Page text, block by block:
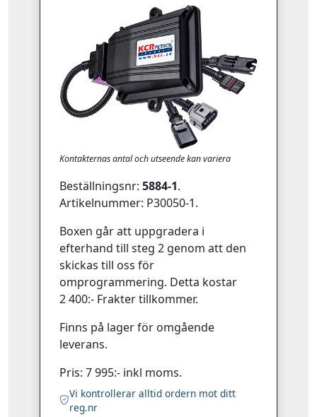
Kontakternas antal och utseende kan variera
Beställningsnr: 5884-1.
Artikelnummer: P30050-1.
Boxen går att uppgradera i
efterhand till steg 2 genom att den
skickas till oss för
omprogrammering. Detta kostar
2 400:- Frakter tillkommer.
Finns på lager för omgående
leverans.
Pris: 7 995:- inkl moms.
Vi kontrollerar alltid ordern mot ditt
reg.nr